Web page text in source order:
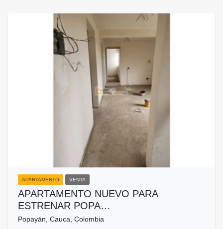
APARTAMENTO VENTA
APARTAMENTO NUEVO PARA
ESTRENAR POPA…
Popayán, Cauca, Colombia